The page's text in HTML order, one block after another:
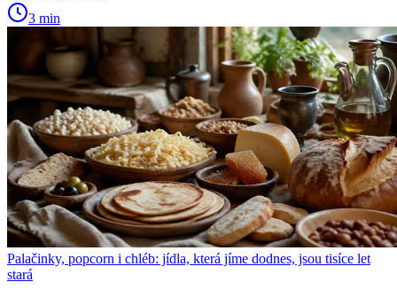
3 min
Palačinky, popcorn i chléb: jídla, která jíme dodnes, jsou tisíce let
stará